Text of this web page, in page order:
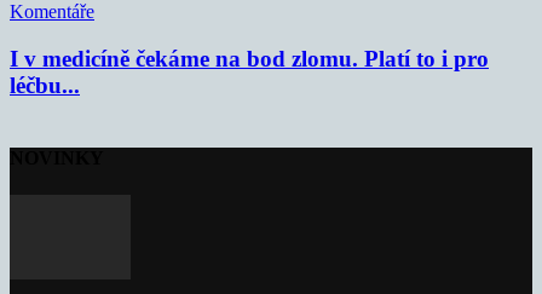
Komentáře
I v medicíně čekáme na bod zlomu. Platí to i pro
léčbu...